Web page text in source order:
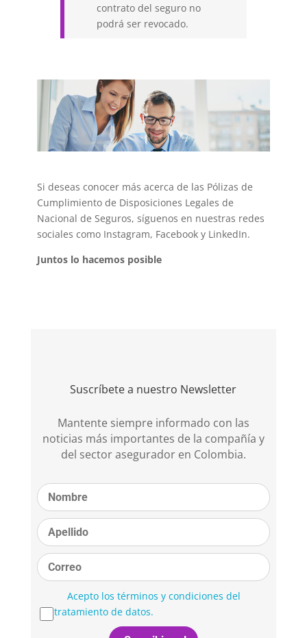
contrato del seguro no
podrá ser revocado.
Si deseas conocer más acerca de las Pólizas de
Cumplimiento de Disposiciones Legales de
Nacional de Seguros, síguenos en nuestras redes
sociales como Instagram, Facebook y LinkedIn.
Juntos lo hacemos posible
Suscríbete a nuestro Newsletter
Mantente siempre informado con las
noticias más importantes de la compañía y
del sector asegurador en Colombia.
Acepto los términos y condiciones del
tratamiento de datos.